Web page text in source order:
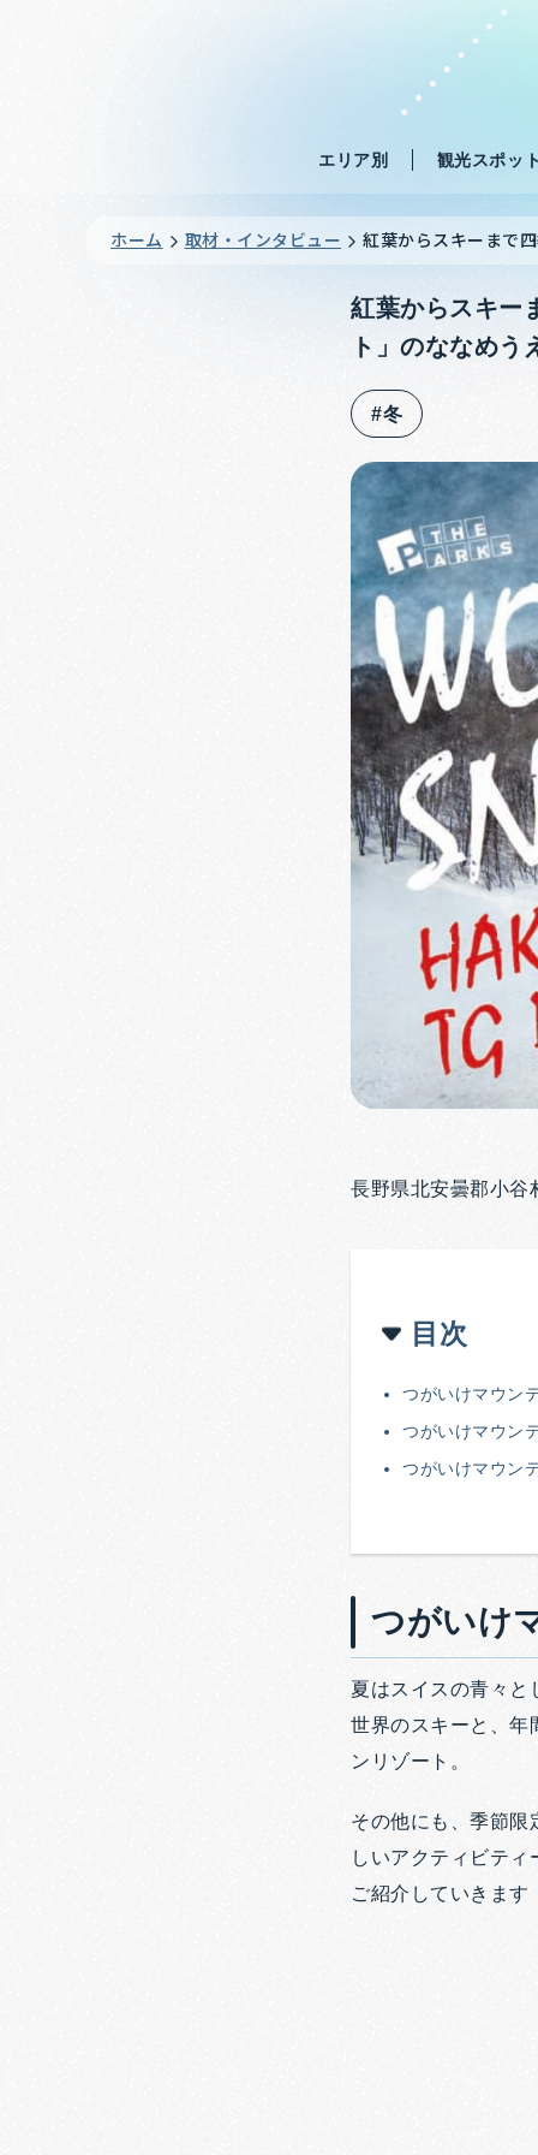
エリア別 観光スポッ
ホーム 取材・インタビュー 紅葉からスキーまで
紅葉からスキー
ト」のななめう
#冬
長野県北安曇郡小
目次
つがいけマウン
つがいけマウン
つがいけマウン
つがいけ
夏はスイスの青々と
世界のスキーと、年
ンリゾート。
その他にも、季節限
しいアクティビテ
ご紹介していきます